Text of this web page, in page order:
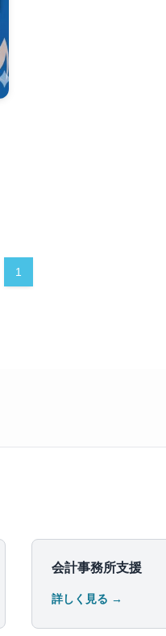
1
会計事務所支援
詳しく見る →